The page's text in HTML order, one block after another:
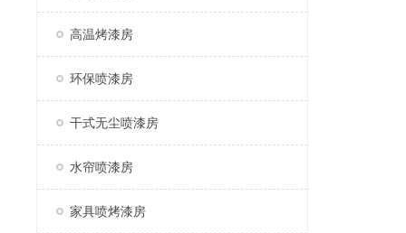
高温烤漆房
环保喷漆房
干式无尘喷漆房
水帘喷漆房
家具喷烤漆房